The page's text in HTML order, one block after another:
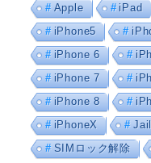
Apple iPad
iPhone5
iPhone 6
iPhone 7
iPhone 8
iPhoneX
SIMロック解除